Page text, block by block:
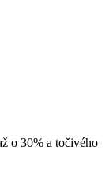
o 30% a točivého